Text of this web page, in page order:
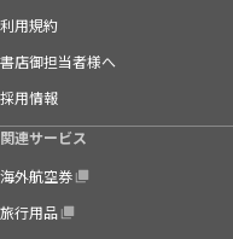
利用規約
書店御担当者様へ
採用情報
関連サービス
海外航空券
旅行用品